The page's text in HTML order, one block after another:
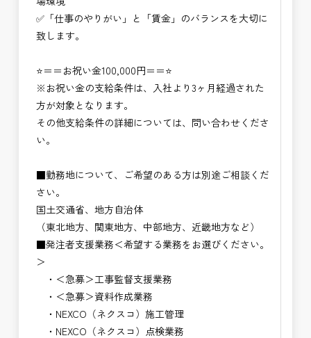
✅「仕事のやりがい」と「賃金」のバランスを大切に
致します。
⭐＝＝お祝い金100,000円＝＝⭐
※お祝い金の支給条件は、入社より3ヶ月経過された
方が対象となります。
その他支給条件の詳細については、問い合わせくださ
い。
■勤務地について、ご希望のある方は別途ご相談くだ
さい。
国土交通省、地方自治体
（東北地方、関東地方、中部地方、近畿地方など）
■発注者支援業務＜希望する業務をお選びください。
＞
・＜急募＞工事監督支援業務
・＜急募＞資料作成業務
・NEXCO（ネクスコ）施工管理
・NEXCO（ネクスコ）点検業務